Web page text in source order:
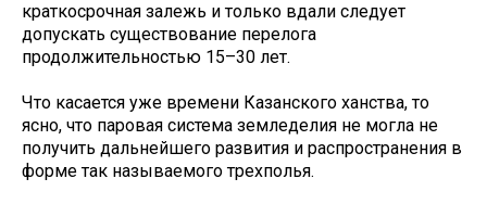
краткосрочная залежь и только вдали следует
допускать существование перелога
продолжительностью 15–30 лет.
Что касается уже времени Казанского ханства, то
ясно, что паровая система земледелия не могла не
получить дальнейшего развития и распространения в
форме так называемого трехполья.